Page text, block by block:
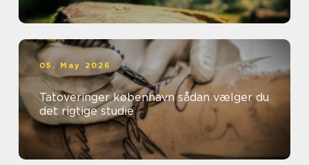
05. May 2026
Tatoveringer københavn sådan vælger du
det rigtige studie